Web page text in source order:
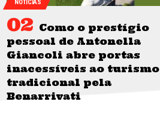
NOTICIAS
Como o prestígio
pessoal de Antonella
Giancoli abre portas
inacessíveis ao turismo
tradicional pela
Benarrivati